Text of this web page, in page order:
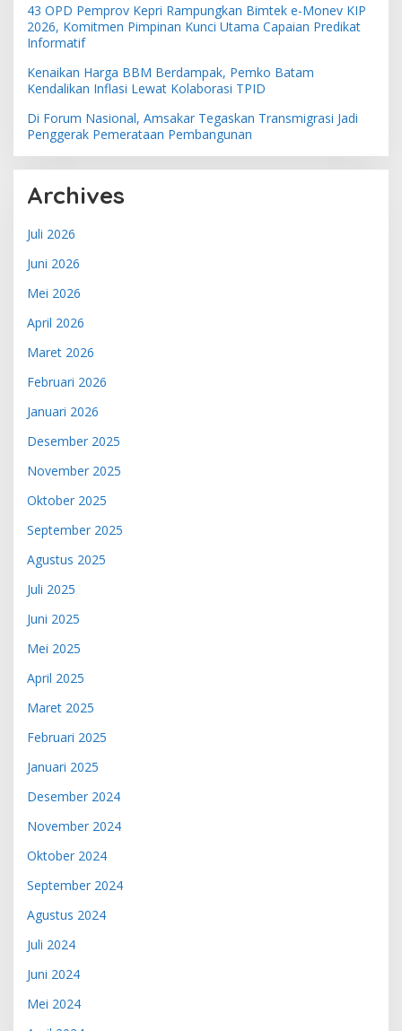
43 OPD Pemprov Kepri Rampungkan Bimtek e-Monev KIP
2026, Komitmen Pimpinan Kunci Utama Capaian Predikat
Informatif
Kenaikan Harga BBM Berdampak, Pemko Batam
Kendalikan Inflasi Lewat Kolaborasi TPID
Di Forum Nasional, Amsakar Tegaskan Transmigrasi Jadi
Penggerak Pemerataan Pembangunan
Archives
Juli 2026
Juni 2026
Mei 2026
April 2026
Maret 2026
Februari 2026
Januari 2026
Desember 2025
November 2025
Oktober 2025
September 2025
Agustus 2025
Juli 2025
Juni 2025
Mei 2025
April 2025
Maret 2025
Februari 2025
Januari 2025
Desember 2024
November 2024
Oktober 2024
September 2024
Agustus 2024
Juli 2024
Juni 2024
Mei 2024